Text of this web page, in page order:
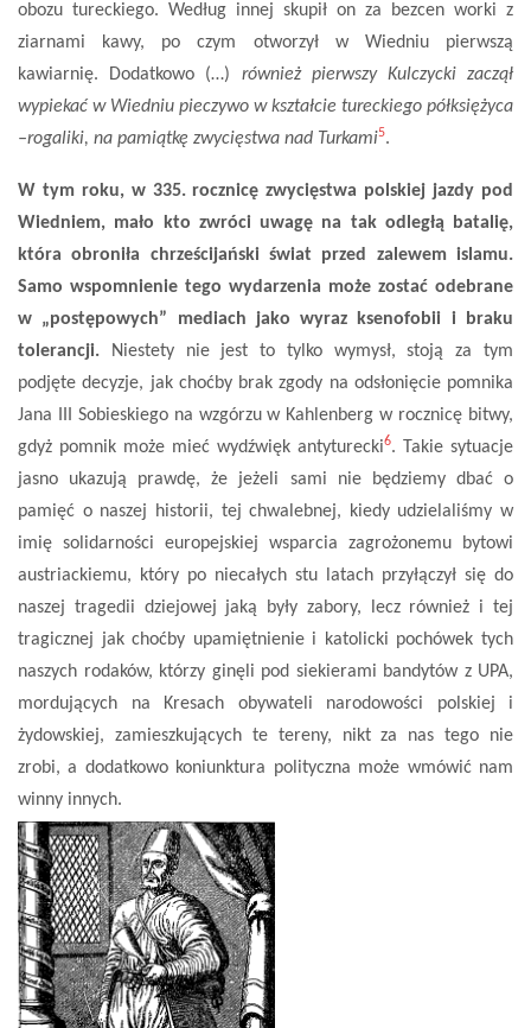
obozu tureckiego. Według innej skupił on za bezcen worki z
ziarnami kawy, po czym otworzył w Wiedniu pierwszą
kawiarnię. Dodatkowo (…) również pierwszy Kulczycki zaczął
wypiekać w Wiedniu pieczywo w kształcie tureckiego półksiężyca
–rogaliki, na pamiątkę zwycięstwa nad Turkami5.
W tym roku, w 335. rocznicę zwycięstwa polskiej jazdy pod
Wiedniem, mało kto zwróci uwagę na tak odległą batalię,
która obroniła chrześcijański świat przed zalewem islamu.
Samo wspomnienie tego wydarzenia może zostać odebrane
w „postępowych” mediach jako wyraz ksenofobii i braku
tolerancji. Niestety nie jest to tylko wymysł, stoją za tym
podjęte decyzje, jak choćby brak zgody na odsłonięcie pomnika
Jana III Sobieskiego na wzgórzu w Kahlenberg w rocznicę bitwy,
gdyż pomnik może mieć wydźwięk antyturecki6. Takie sytuacje
jasno ukazują prawdę, że jeżeli sami nie będziemy dbać o
pamięć o naszej historii, tej chwalebnej, kiedy udzielaliśmy w
imię solidarności europejskiej wsparcia zagrożonemu bytowi
austriackiemu, który po niecałych stu latach przyłączył się do
naszej tragedii dziejowej jaką były zabory, lecz również i tej
tragicznej jak choćby upamiętnienie i katolicki pochówek tych
naszych rodaków, którzy ginęli pod siekierami bandytów z UPA,
mordujących na Kresach obywateli narodowości polskiej i
żydowskiej, zamieszkujących te tereny, nikt za nas tego nie
zrobi, a dodatkowo koniunktura polityczna może wmówić nam
winny innych.